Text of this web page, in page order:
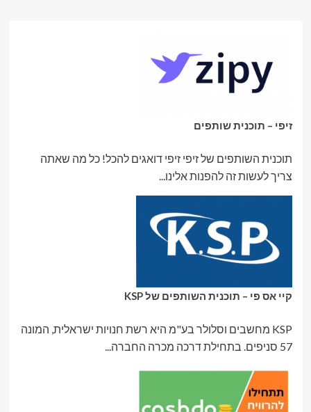
זיפי – תוכנית שותפים
תוכנית השותפים של זיפי זיפי דואגים להכל! כל מה שאתה
צריך לעשות זה להפנות אלינו...
קיי אס פי – תוכנית השותפים של KSP
KSP מחשבים וסלולר בע"מ היא רשת חנויות ישראלית, המונה
57 סניפים. בתחילת דרכה מכרה החברה...